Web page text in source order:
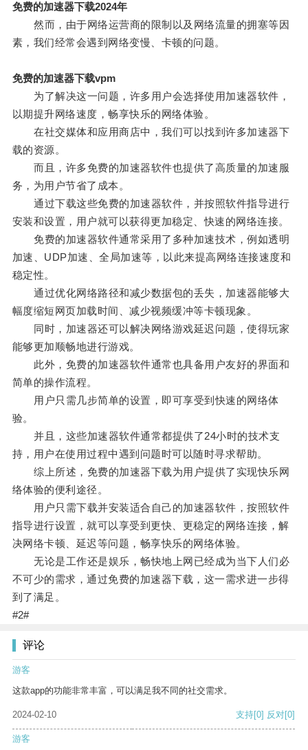
免费的加速器下载2024年
然而，由于网络运营商的限制以及网络流量的拥塞等因
素，我们经常会遇到网络变慢、卡顿的问题。
免费的加速器下载vpm
为了解决这一问题，许多用户会选择使用加速器软件，
以期提升网络速度，畅享快乐的网络体验。
在社交媒体和应用商店中，我们可以找到许多加速器下
载的资源。
而且，许多免费的加速器软件也提供了高质量的加速服
务，为用户节省了成本。
通过下载这些免费的加速器软件，并按照软件指导进行
安装和设置，用户就可以获得更加稳定、快速的网络连接。
免费的加速器软件通常采用了多种加速技术，例如透明
加速、UDP加速、全局加速等，以此来提高网络连接速度和
稳定性。
通过优化网络路径和减少数据包的丢失，加速器能够大
幅度缩短网页加载时间、减少视频缓冲等卡顿现象。
同时，加速器还可以解决网络游戏延迟问题，使得玩家
能够更加顺畅地进行游戏。
此外，免费的加速器软件通常也具备用户友好的界面和
简单的操作流程。
用户只需几步简单的设置，即可享受到快速的网络体
验。
并且，这些加速器软件通常都提供了24小时的技术支
持，用户在使用过程中遇到问题时可以随时寻求帮助。
综上所述，免费的加速器下载为用户提供了实现快乐网
络体验的便利途径。
用户只需下载并安装适合自己的加速器软件，按照软件
指导进行设置，就可以享受到更快、更稳定的网络连接，解
决网络卡顿、延迟等问题，畅享快乐的网络体验。
无论是工作还是娱乐，畅快地上网已经成为当下人们必
不可少的需求，通过免费的加速器下载，这一需求进一步得
到了满足。
#2#
评论
游客
这款app的功能非常丰富，可以满足我不同的社交需求。
2024-02-10 支持[0] 反对[0]
游客